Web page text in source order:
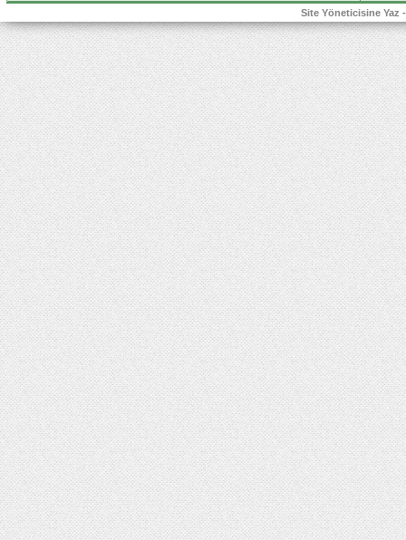
Site Yöneticisine Yaz